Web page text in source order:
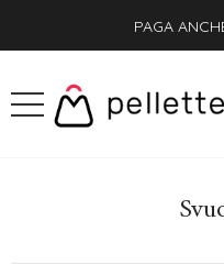
PAGA
SPEDIZIONE GRATIS